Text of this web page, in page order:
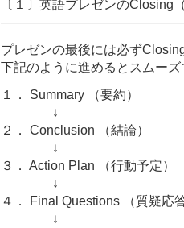
〔１〕英語プレゼンのClosing
プレゼンの最後には必ず
下記のように進めるとスムーズ
１． Summary （要約）
↓
２． Conclusion （結論）
↓
３． Action Plan （行動予定）
↓
４． Final Questions （質疑応
↓